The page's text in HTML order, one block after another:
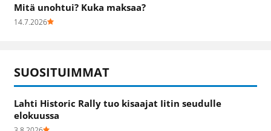
Mitä unohtui? Kuka maksaa?
14.7.2026
SUOSITUIMMAT
Lahti Historic Rally tuo kisaajat Iitin seudulle
elokuussa